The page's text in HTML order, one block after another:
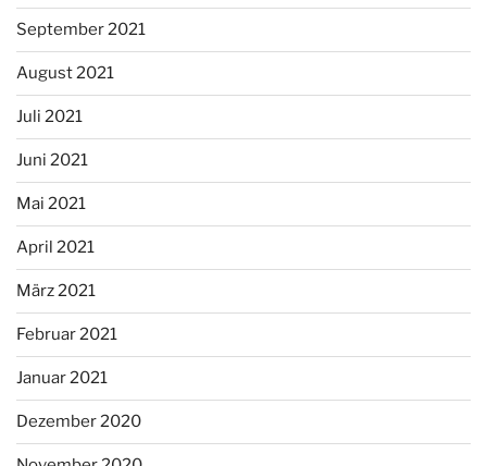
September 2021
August 2021
Juli 2021
Juni 2021
Mai 2021
April 2021
März 2021
Februar 2021
Januar 2021
Dezember 2020